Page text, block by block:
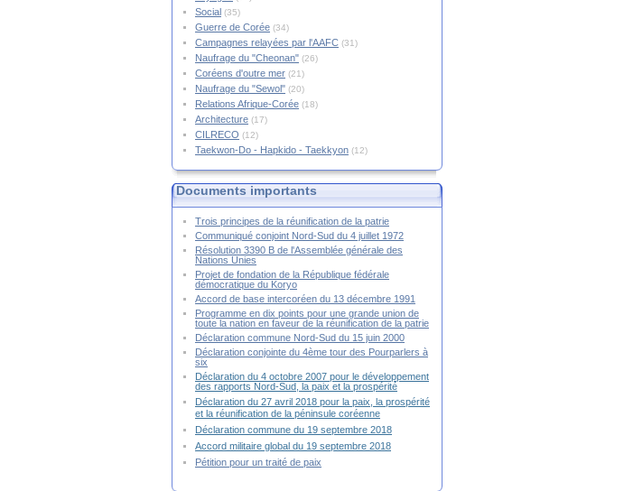
Social (35)
Guerre de Corée (34)
Campagnes relayées par l'AAFC (31)
Naufrage du "Cheonan" (26)
Coréens d'outre mer (21)
Naufrage du "Sewol" (20)
Relations Afrique-Corée (18)
Architecture (17)
CILRECO (12)
Taekwon-Do - Hapkido - Taekkyon (12)
Documents importants
Trois principes de la réunification de la patrie
Communiqué conjoint Nord-Sud du 4 juillet 1972
Résolution 3390 B de l'Assemblée générale des
Nations Unies
Projet de fondation de la République fédérale
démocratique du Koryo
Accord de base intercoréen du 13 décembre 1991
Programme en dix points pour une grande union de
toute la nation en faveur de la réunification de la patrie
Déclaration commune Nord-Sud du 15 juin 2000
Déclaration conjointe du 4ème tour des Pourparlers à
six
Déclaration du 4 octobre 2007 pour le développement
des rapports Nord-Sud, la paix et la prospérité
Déclaration du 27 avril 2018 pour la paix, la prospérité
et la réunification de la péninsule coréenne
Déclaration commune du 19 septembre 2018
Accord militaire global du 19 septembre 2018
Pétition pour un traité de paix